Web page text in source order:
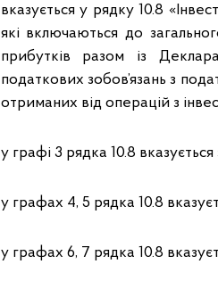
вказується у рядку 10.8
які включаються до
прибутків разом із
податкових зобов’язань з
отриманих від операцій з
у графі 3 рядка 10.8
у графах 4, 5 рядка 10.8
у графах 6, 7 рядка 10.8